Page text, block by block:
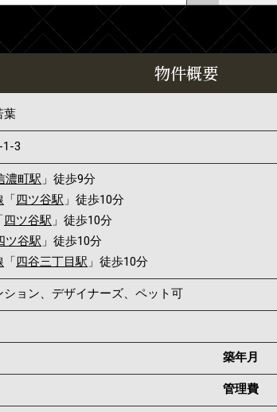
物件概要
葉
1-3
濃町駅 」徒歩9分
「四ツ谷駅 」徒歩10分
「四ツ谷駅 」徒歩10分
ツ谷駅 」徒歩10分
「四谷三丁目駅 」徒歩10分
ション、デザイナーズ、ペット可
築年月
管理費